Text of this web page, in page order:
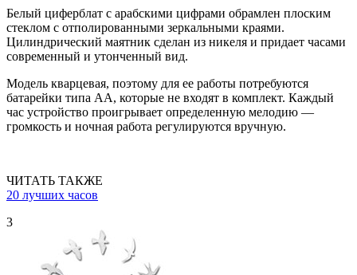
Белый циферблат с арабскими цифрами обрамлен плоским
стеклом с отполированными зеркальными краями.
Цилиндрический маятник сделан из никеля и придает часами
современный и утонченный вид.
Модель кварцевая, поэтому для ее работы потребуются
батарейки типа АА, которые не входят в комплект. Каждый
час устройство проигрывает определенную мелодию —
громкость и ночная работа регулируются вручную.
ЧИТАТЬ ТАКЖЕ
20 лучших часов
3